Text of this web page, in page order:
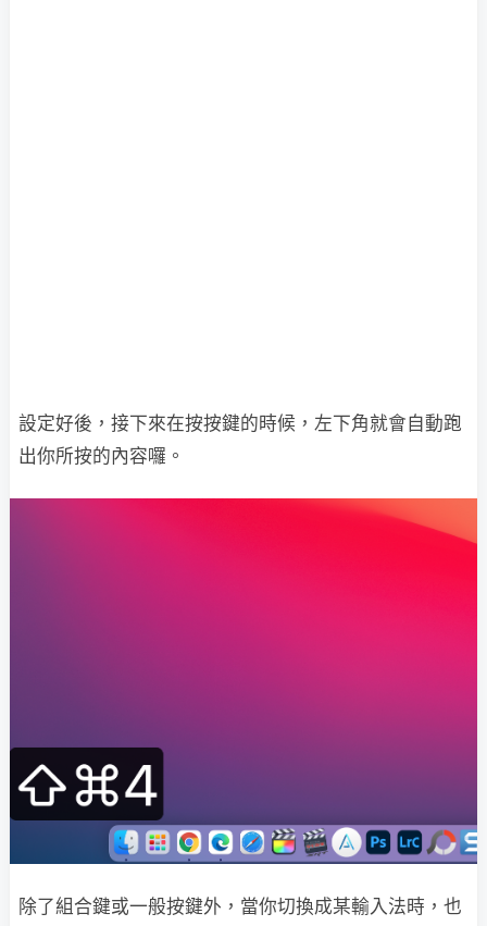
設定好後，接下來在按按鍵的時候，左下角就會自動跑
出你所按的內容囉。
除了組合鍵或一般按鍵外，當你切換成某輸入法時，也